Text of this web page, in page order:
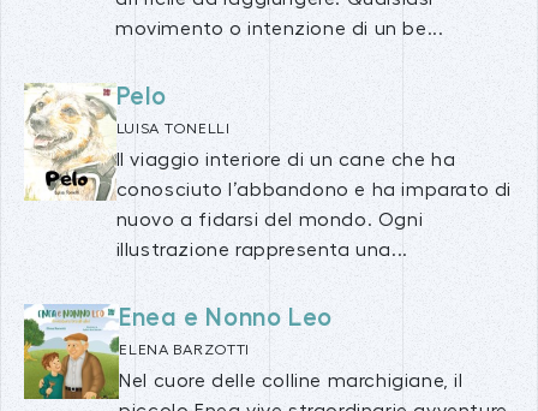
movimento o intenzione di un be...
Pelo
LUISA TONELLI
Il viaggio interiore di un cane che ha
conosciuto l’abbandono e ha imparato di
nuovo a fidarsi del mondo. Ogni
illustrazione rappresenta una...
Enea e Nonno Leo
ELENA BARZOTTI
Nel cuore delle colline marchigiane, il